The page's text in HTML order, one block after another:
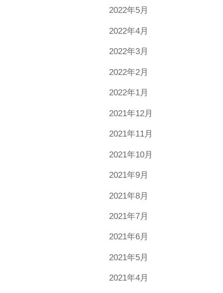
2022年5月
2022年4月
2022年3月
2022年2月
2022年1月
2021年12月
2021年11月
2021年10月
2021年9月
2021年8月
2021年7月
2021年6月
2021年5月
2021年4月